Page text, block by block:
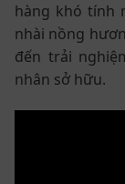
hàng khó tính
nhài nồng
đến trải
nhân sở hữu.